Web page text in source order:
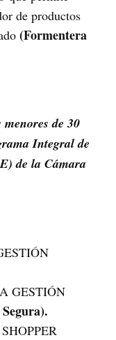
de productos
(Formentera
de 30
Integral de
de la Cámara
GESTIÓN